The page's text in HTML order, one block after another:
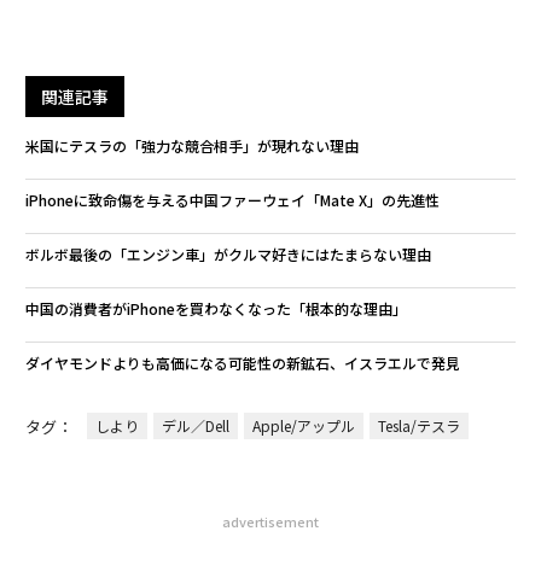
関連記事
米国にテスラの「強力な競合相手」が現れない理由
iPhoneに致命傷を与える中国ファーウェイ「Mate X」の先進性
ボルボ最後の「エンジン車」がクルマ好きにはたまらない理由
中国の消費者がiPhoneを買わなくなった「根本的な理由」
ダイヤモンドよりも高価になる可能性の新鉱石、イスラエルで発見
タグ： しより デル／Dell Apple/アップル Tesla/テスラ
advertisement